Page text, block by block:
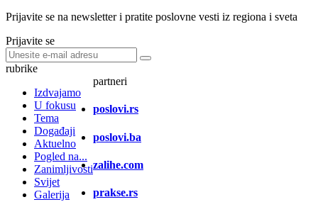
Prijavite se na newsletter i pratite poslovne vesti iz regiona i sveta
Prijavite se
rubrike
Izdvajamo
U fokusu
Tema
Događaji
Aktuelno
Pogled na...
Zanimljivosti
Svijet
Galerija
partneri
poslovi.rs
poslovi.ba
zalihe.com
prakse.rs